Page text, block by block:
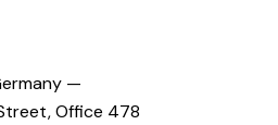
—
Office 478